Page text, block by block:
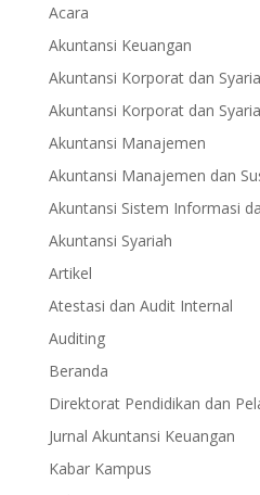
Acara
Akuntansi Keuangan
Akuntansi Korporat dan
Akuntansi Korporat dan
Akuntansi Manajemen
Akuntansi Manajemen dan
Akuntansi Sistem Informasi
Akuntansi Syariah
Artikel
Atestasi dan Audit Internal
Auditing
Beranda
Direktorat Pendidikan dan
Jurnal Akuntansi Keuangan
Kabar Kampus